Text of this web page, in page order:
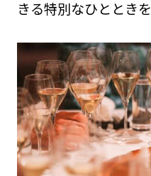
きる特別なひととき